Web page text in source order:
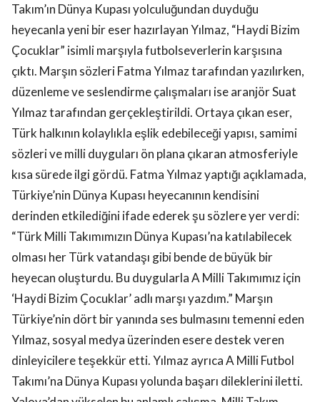
Takım’ın Dünya Kupası yolculuğundan duyduğu
heyecanla yeni bir eser hazırlayan Yılmaz, “Haydi Bizim
Çocuklar” isimli marşıyla futbolseverlerin karşısına
çıktı. Marşın sözleri Fatma Yılmaz tarafından yazılırken,
düzenleme ve seslendirme çalışmaları ise aranjör Suat
Yılmaz tarafından gerçekleştirildi. Ortaya çıkan eser,
Türk halkının kolaylıkla eşlik edebileceği yapısı, samimi
sözleri ve milli duyguları ön plana çıkaran atmosferiyle
kısa sürede ilgi gördü. Fatma Yılmaz yaptığı açıklamada,
Türkiye’nin Dünya Kupası heyecanının kendisini
derinden etkilediğini ifade ederek şu sözlere yer verdi:
“Türk Milli Takımımızın Dünya Kupası’na katılabilecek
olması her Türk vatandaşı gibi bende de büyük bir
heyecan oluşturdu. Bu duygularla A Milli Takımımız için
‘Haydi Bizim Çocuklar’ adlı marşı yazdım.” Marşın
Türkiye’nin dört bir yanında ses bulmasını temenni eden
Yılmaz, sosyal medya üzerinden esere destek veren
dinleyicilere teşekkür etti. Yılmaz ayrıca A Milli Futbol
Takımı’na Dünya Kupası yolunda başarı dileklerini iletti.